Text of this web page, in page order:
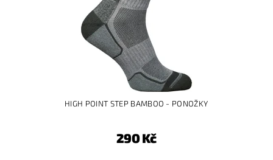
HIGH POINT STEP BAMBOO - PONOŽKY
290 Kč